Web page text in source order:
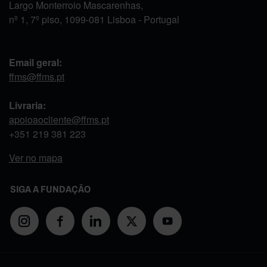
Largo Monterroio Mascarenhas,
nº 1, 7º piso, 1099-081 Lisboa - Portugal
Email geral:
ffms@ffms.pt
Livraria:
apoioaocliente@ffms.pt
+351 219 381 223
Ver no mapa
SIGA A FUNDAÇÃO